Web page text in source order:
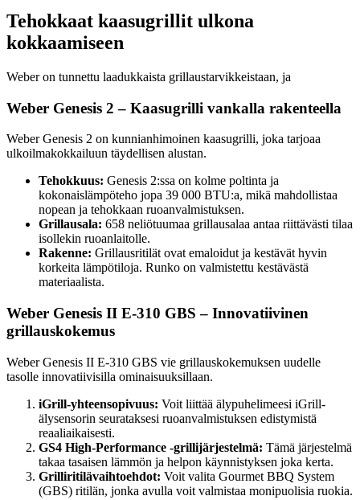
Tehokkaat kaasugrillit ulkona
kokkaamiseen
Weber on tunnettu laadukkaista grillaustarvikkeistaan, ja
Weber Genesis 2 – Kaasugrilli vankalla rakenteella
Weber Genesis 2 on kunnianhimoinen kaasugrilli, joka tarjoaa
ulkoilmakokkailuun täydellisen alustan.
Tehokkuus: Genesis 2:ssa on kolme poltinta ja
kokonaislämpöteho jopa 39 000 BTU:a, mikä mahdollistaa
nopean ja tehokkaan ruoanvalmistuksen.
Grillausala: 658 neliötuumaa grillausalaa antaa riittävästi tilaa
isollekin ruoanlaitolle.
Rakenne: Grillausritilät ovat emaloidut ja kestävät hyvin
korkeita lämpötiloja. Runko on valmistettu kestävästä
materiaalista.
Weber Genesis II E-310 GBS – Innovatiivinen
grillauskokemus
Weber Genesis II E-310 GBS vie grillauskokemuksen uudelle
tasolle innovatiivisilla ominaisuuksillaan.
iGrill-yhteensopivuus: Voit liittää älypuhelimeesi iGrill-
älysensorin seurataksesi ruoanvalmistuksen edistymistä
reaaliaikaisesti.
GS4 High-Performance -grillijärjestelmä: Tämä järjestelmä
takaa tasaisen lämmön ja helpon käynnistyksen joka kerta.
Grilliritilävaihtoehdot: Voit valita Gourmet BBQ System
(GBS) ritilän, jonka avulla voit valmistaa monipuolisia ruokia.